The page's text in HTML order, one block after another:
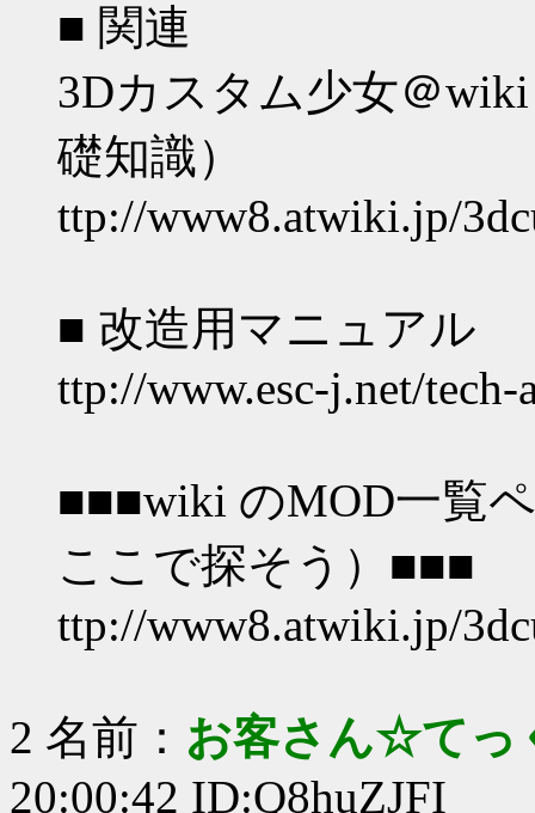
■ 関連
3Dカスタム少女＠
礎知識）
ttp://www8.atwiki.jp/
■ 改造用マニュアル
ttp://www.esc-j.net/
■■■wiki のMOD一覧
ここで探そう）■■■
ttp://www8.atwiki.jp/
2 名前： お客さん☆てっ
20:00:42 ID:Q8huZJFI